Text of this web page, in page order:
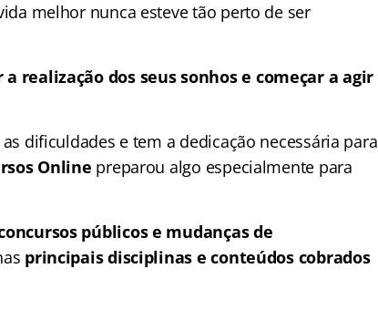
melhor nunca esteve tão perto de ser
realização dos seus sonhos e começar a agir
dificuldades e tem a dedicação necessária para
Online preparou algo especialmente para
públicos e mudanças de
principais disciplinas e conteúdos cobrados